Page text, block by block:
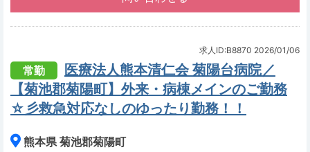
求人ID:B8870 2026/01/06
常勤
医療法人熊本清仁会 菊陽台病院／
【菊池郡菊陽町】外来・病棟メインのご勤務
☆彡救急対応なしのゆったり勤務！！
熊本県 菊池郡菊陽町